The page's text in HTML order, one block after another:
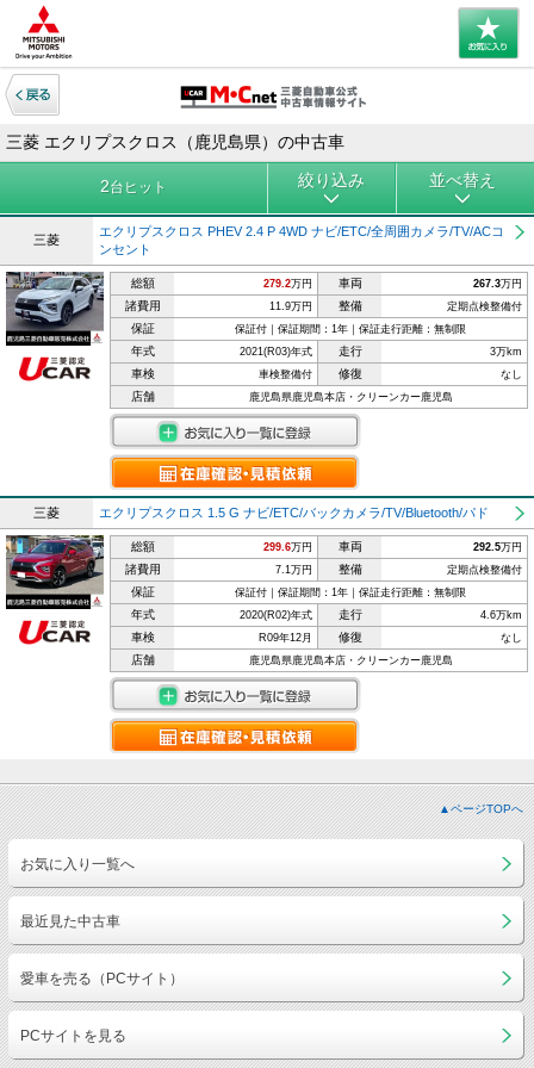
三菱 エクリプスクロス（鹿児島県）の中古車
2台ヒット 絞り込み 並べ替え
三菱
エクリプスクロス PHEV 2.4 P 4WD ナビ/ETC/全周囲カメラ/TV/ACコ
ンセント
総額 279.2万円 車両 267.3万円
諸費用 11.9万円 整備 定期点検整備付
保証 保証付｜保証期間：1年｜保証走行距離：無制限
年式 2021(R03)年式 走行 3万km
車検 車検整備付 修復 なし
店舗 鹿児島県鹿児島本店・クリーンカー鹿児島
三菱 エクリプスクロス 1.5 G ナビ/ETC/バックカメラ/TV/Bluetooth/パド
総額 299.6万円 車両 292.5万円
諸費用 7.1万円 整備 定期点検整備付
保証 保証付｜保証期間：1年｜保証走行距離：無制限
年式 2020(R02)年式 走行 4.6万km
車検 R09年12月 修復 なし
店舗 鹿児島県鹿児島本店・クリーンカー鹿児島
▲ページTOPへ
お気に入り一覧へ
最近見た中古車
愛車を売る（PCサイト）
PCサイトを見る